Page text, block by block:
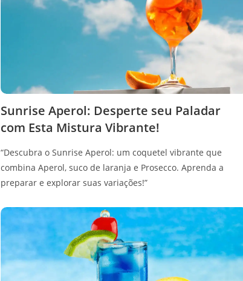
Sunrise Aperol: Desperte seu Paladar
com Esta Mistura Vibrante!
“Descubra o Sunrise Aperol: um coquetel vibrante que
combina Aperol, suco de laranja e Prosecco. Aprenda a
preparar e explorar suas variações!”